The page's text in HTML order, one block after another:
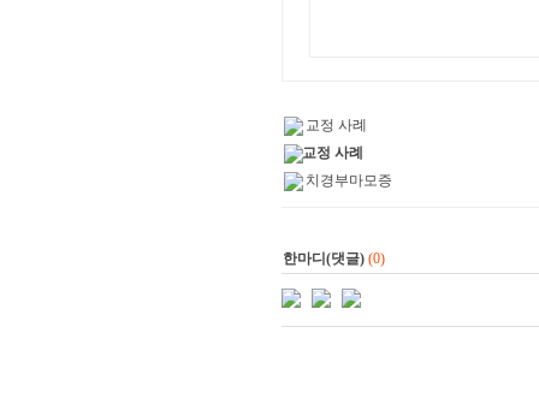
교정 사례
교정 사례
치경부마모증
한마디(댓글) (0)